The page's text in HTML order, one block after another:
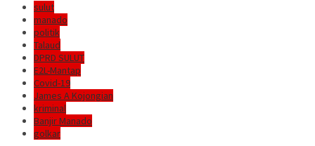
sulut
manado
politik
Talaud
DPRD SULUT
E2L-Mantap
Covid-19
James A Kojongian
kriminal
Banjir Manado
golkar